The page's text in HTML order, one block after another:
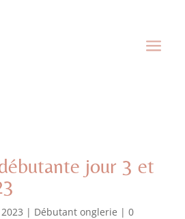
jour 3 et
| Débutant onglerie | 0